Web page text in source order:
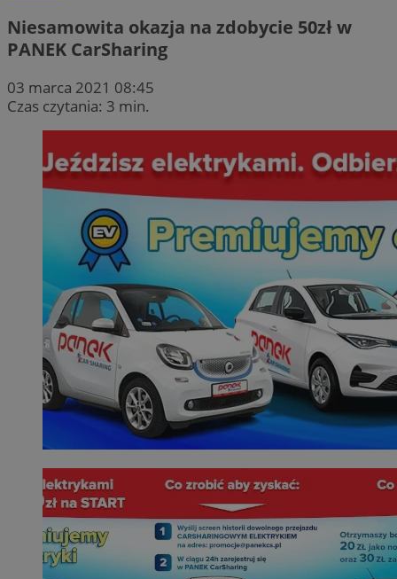
Niesamowita okazja na zdobycie 50zł w
PANEK CarSharing
03 marca 2021 08:45
Czas czytania: 3 min.